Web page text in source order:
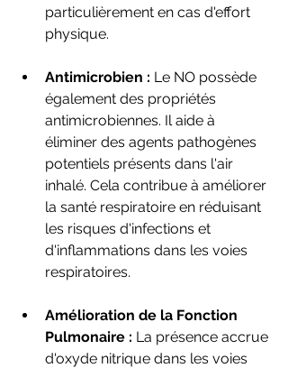
particulièrement en cas d'effort
physique.
Antimicrobien : Le NO possède
également des propriétés
antimicrobiennes. Il aide à
éliminer des agents pathogènes
potentiels présents dans l'air
inhalé. Cela contribue à améliorer
la santé respiratoire en réduisant
les risques d'infections et
d'inflammations dans les voies
respiratoires.
Amélioration de la Fonction
Pulmonaire : La présence accrue
d'oxyde nitrique dans les voies